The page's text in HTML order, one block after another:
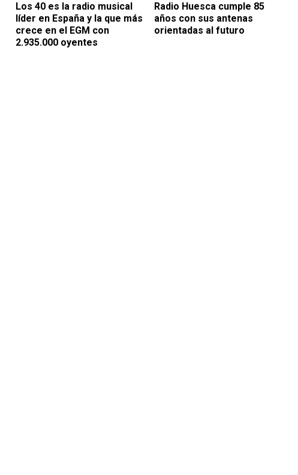
Los 40 es la radio musical
líder en España y la que más
crece en el EGM con
2.935.000 oyentes
Radio Huesca cumple 85
años con sus antenas
orientadas al futuro